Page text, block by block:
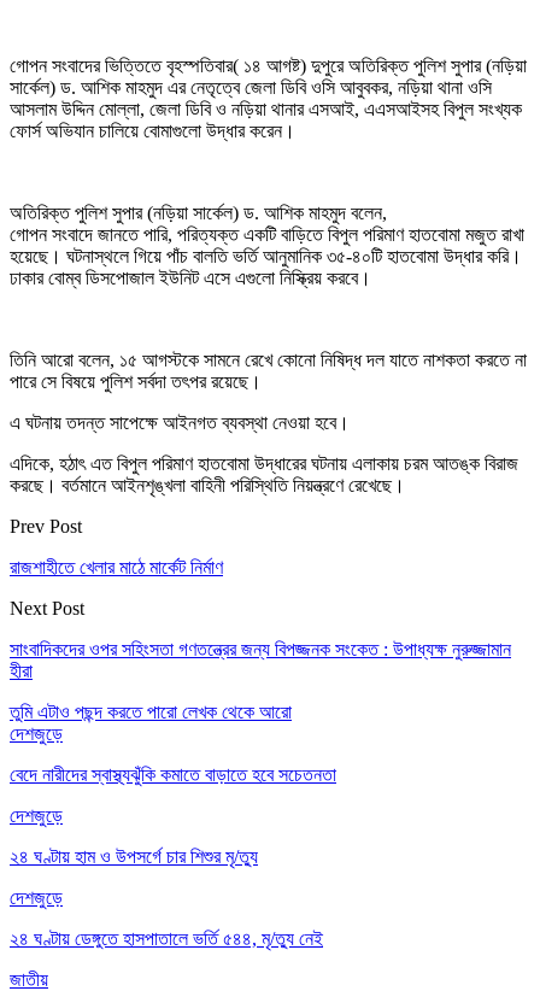
গোপন সংবাদের ভিত্তিতে বৃহস্পতিবার( ১৪ আগষ্ট) দুপুরে অতিরিক্ত পুলিশ সুপার (নড়িয়া
সার্কেল) ড. আশিক মাহমুদ এর নেতৃত্বে জেলা ডিবি ওসি আবুবকর, নড়িয়া থানা ওসি
আসলাম উদ্দিন মোল্লা, জেলা ডিবি ও নড়িয়া থানার এসআই, এএসআইসহ বিপুল সংখ্যক
ফোর্স অভিযান চালিয়ে বোমাগুলো উদ্ধার করেন।
অতিরিক্ত পুলিশ সুপার (নড়িয়া সার্কেল) ড. আশিক মাহমুদ বলেন,
গোপন সংবাদে জানতে পারি, পরিত্যক্ত একটি বাড়িতে বিপুল পরিমাণ হাতবোমা মজুত রাখা
হয়েছে। ঘটনাস্থলে গিয়ে পাঁচ বালতি ভর্তি আনুমানিক ৩৫-৪০টি হাতবোমা উদ্ধার করি।
ঢাকার বোম্ব ডিসপোজাল ইউনিট এসে এগুলো নিস্ক্রিয় করবে।
তিনি আরো বলেন, ১৫ আগস্টকে সামনে রেখে কোনো নিষিদ্ধ দল যাতে নাশকতা করতে না
পারে সে বিষয়ে পুলিশ সর্বদা তৎপর রয়েছে।
এ ঘটনায় তদন্ত সাপেক্ষে আইনগত ব্যবস্থা নেওয়া হবে।
এদিকে, হঠাৎ এত বিপুল পরিমাণ হাতবোমা উদ্ধারের ঘটনায় এলাকায় চরম আতঙ্ক বিরাজ
করছে। বর্তমানে আইনশৃঙ্খলা বাহিনী পরিস্থিতি নিয়ন্ত্রণে রেখেছে।
Prev Post
রাজশাহীতে খেলার মাঠে মার্কেট নির্মাণ
Next Post
সাংবাদিকদের ওপর সহিংসতা গণতন্ত্রের জন্য বিপজ্জনক সংকেত : উপাধ্যক্ষ নুরুজ্জামান
হীরা
তুমি এটাও পছন্দ করতে পারো লেখক থেকে আরো
দেশজুড়ে
বেদে নারীদের স্বাস্থ্যঝুঁকি কমাতে বাড়াতে হবে সচেতনতা
দেশজুড়ে
২৪ ঘণ্টায় হাম ও উপসর্গে চার শিশুর মৃ/ত্যু
দেশজুড়ে
২৪ ঘণ্টায় ডেঙ্গুতে হাসপাতালে ভর্তি ৫৪৪, মৃ/ত্যু নেই
জাতীয়